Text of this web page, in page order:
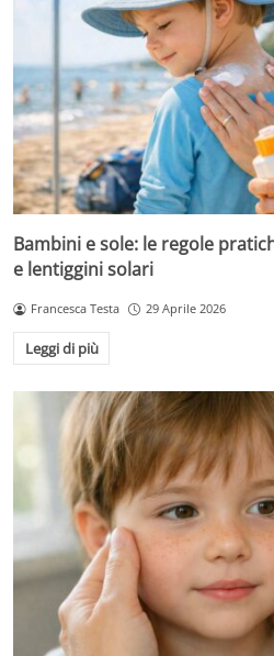
Bambini e sole: le regole
e lentiggini solari
Francesca Testa 29 Aprile 2026
Leggi di più